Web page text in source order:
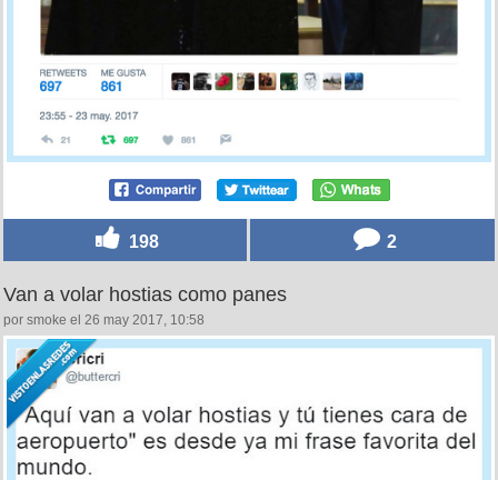
198 2
Van a volar hostias como panes
por smoke el 26 may 2017, 10:58